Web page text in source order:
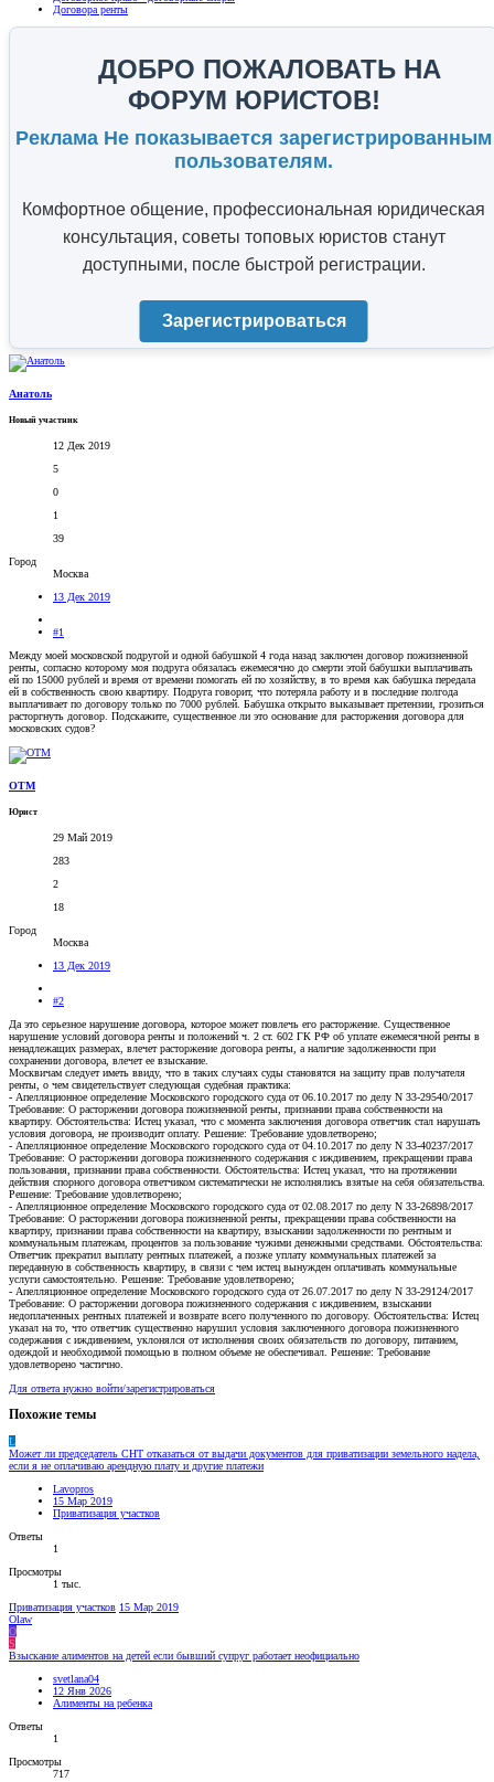
Договора ренты
ДОБРО ПОЖАЛОВАТЬ НА
ФОРУМ ЮРИСТОВ!
Реклама Не показывается зарегистрированным
пользователям.
Комфортное общение, профессиональная юридическая
консультация, советы топовых юристов станут
доступными, после быстрой регистрации.
Зарегистрироваться
Анатоль
Новый участник
12 Дек 2019
5
0
1
39
Город
Москва
13 Дек 2019
#1
Между моей московской подругой и одной бабушкой 4 года назад заключен договор пожизненной
ренты, согласно которому моя подруга обязалась ежемесячно до смерти этой бабушки выплачивать
ей по 15000 рублей и время от времени помогать ей по хозяйству, в то время как бабушка передала
ей в собственность свою квартиру. Подруга говорит, что потеряла работу и в последние полгода
выплачивает по договору только по 7000 рублей. Бабушка открыто выказывает претензии, грозиться
расторгнуть договор. Подскажите, существенное ли это основание для расторжения договора для
московских судов?
OTM
Юрист
29 Май 2019
283
2
18
Город
Москва
13 Дек 2019
#2
Да это серьезное нарушение договора, которое может повлечь его расторжение. Существенное
нарушение условий договора ренты и положений ч. 2 ст. 602 ГК РФ об уплате ежемесячной ренты в
ненадлежащих размерах, влечет расторжение договора ренты, а наличие задолженности при
сохранении договора, влечет ее взыскание.
Москвичам следует иметь ввиду, что в таких случаях суды становятся на защиту прав получателя
ренты, о чем свидетельствует следующая судебная практика:
- Апелляционное определение Московского городского суда от 06.10.2017 по делу N 33-29540/2017
Требование: О расторжении договора пожизненной ренты, признании права собственности на
квартиру. Обстоятельства: Истец указал, что с момента заключения договора ответчик стал нарушать
условия договора, не производит оплату. Решение: Требование удовлетворено;
- Апелляционное определение Московского городского суда от 04.10.2017 по делу N 33-40237/2017
Требование: О расторжении договора пожизненного содержания с иждивением, прекращении права
пользования, признании права собственности. Обстоятельства: Истец указал, что на протяжении
действия спорного договора ответчиком систематически не исполнялись взятые на себя обязательства.
Решение: Требование удовлетворено;
- Апелляционное определение Московского городского суда от 02.08.2017 по делу N 33-26898/2017
Требование: О расторжении договора пожизненной ренты, прекращении права собственности на
квартиру, признании права собственности на квартиру, взыскании задолженности по рентным и
коммунальным платежам, процентов за пользование чужими денежными средствами. Обстоятельства:
Ответчик прекратил выплату рентных платежей, а позже уплату коммунальных платежей за
переданную в собственность квартиру, в связи с чем истец вынужден оплачивать коммунальные
услуги самостоятельно. Решение: Требование удовлетворено;
- Апелляционное определение Московского городского суда от 26.07.2017 по делу N 33-29124/2017
Требование: О расторжении договора пожизненного содержания с иждивением, взыскании
недоплаченных рентных платежей и возврате всего полученного по договору. Обстоятельства: Истец
указал на то, что ответчик существенно нарушил условия заключенного договора пожизненного
содержания с иждивением, уклонялся от исполнения своих обязательств по договору, питанием,
одеждой и необходимой помощью в полном объеме не обеспечивал. Решение: Требование
удовлетворено частично.
Для ответа нужно войти/зарегистрироваться
Похожие темы
L
Может ли председатель СНТ отказаться от выдачи документов для приватизации земельного надела,
если я не оплачиваю арендную плату и другие платежи
Lavopros
15 Мар 2019
Приватизация участков
Ответы
1
Просмотры
1 тыс.
Приватизация участков 15 Мар 2019
Olaw
O
S
Взыскание алиментов на детей если бывший супруг работает неофициально
svetlana04
12 Янв 2026
Алименты на ребенка
Ответы
1
Просмотры
717